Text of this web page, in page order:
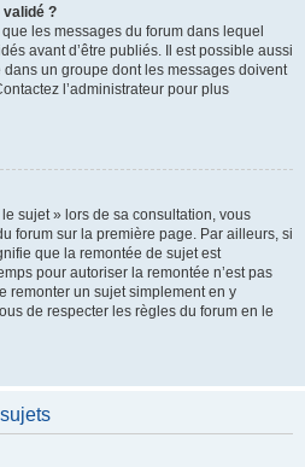
validé ?
les messages du forum dans lequel
avant d’être publiés. Il est possible aussi
un groupe dont les messages doivent
l’administrateur pour plus
sujet » lors de sa consultation, vous
forum sur la première page. Par ailleurs, si
que la remontée de sujet est
pour autoriser la remontée n’est pas
remonter un sujet simplement en y
de respecter les règles du forum en le